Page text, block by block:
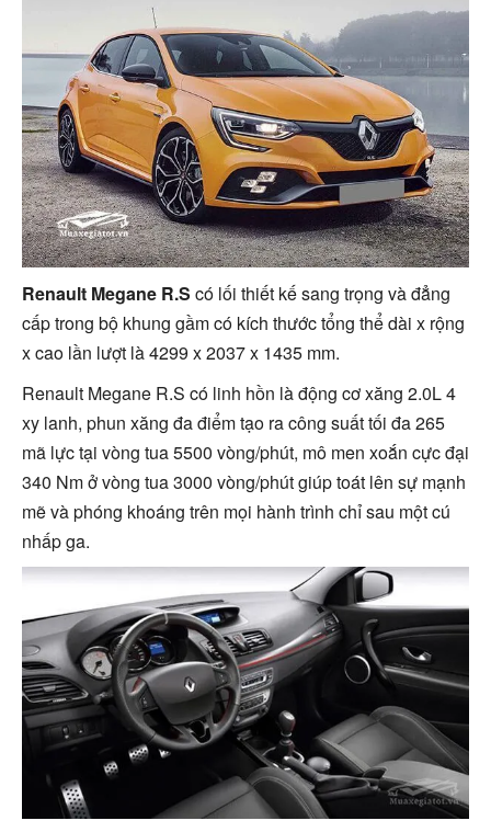
Renault Megane R.S có lối thiết kế sang trọng và đẳng
cấp trong bộ khung gầm có kích thước tổng thể dài x rộng
x cao lần lượt là 4299 x 2037 x 1435 mm.
Renault Megane R.S có linh hồn là động cơ xăng 2.0L 4
xy lanh, phun xăng đa điểm tạo ra công suất tối đa 265
mã lực tại vòng tua 5500 vòng/phút, mô men xoắn cực đại
340 Nm ở vòng tua 3000 vòng/phút giúp toát lên sự mạnh
mẽ và phóng khoáng trên mọi hành trình chỉ sau một cú
nhấp ga.